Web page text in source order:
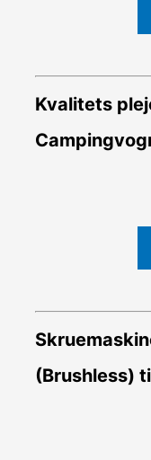
Kvalitets
(Brushless)